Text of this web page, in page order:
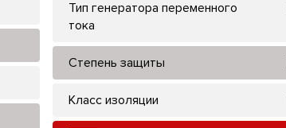
Тип генератора переменного
тока
Степень защиты
Класс изоляции